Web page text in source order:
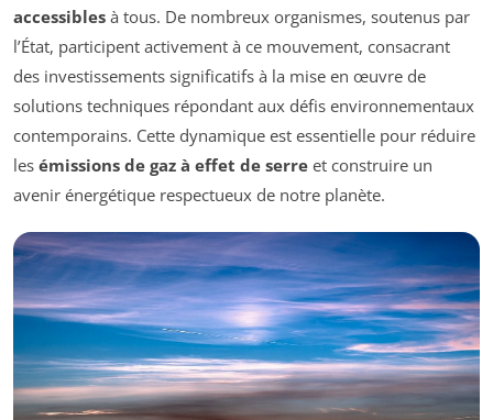
accessibles à tous. De nombreux organismes, soutenus par
l’État, participent activement à ce mouvement, consacrant
des investissements significatifs à la mise en œuvre de
solutions techniques répondant aux défis environnementaux
contemporains. Cette dynamique est essentielle pour réduire
les émissions de gaz à effet de serre et construire un
avenir énergétique respectueux de notre planète.